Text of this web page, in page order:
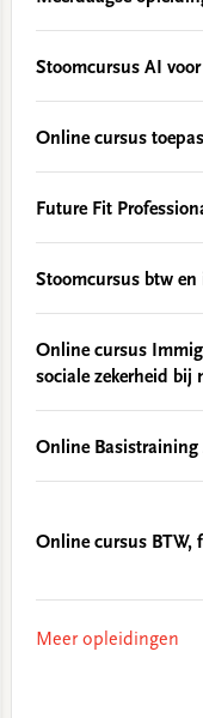
Stoomcursus AI
Online cursus
Future Fit
Stoomcursus btw
Online cursus
sociale zekerheid bij
Online Basistraining
Online cursus BTW,
Meer opleidingen